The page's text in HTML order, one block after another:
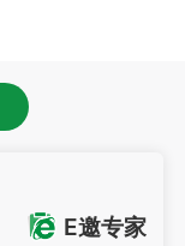
E邀专家